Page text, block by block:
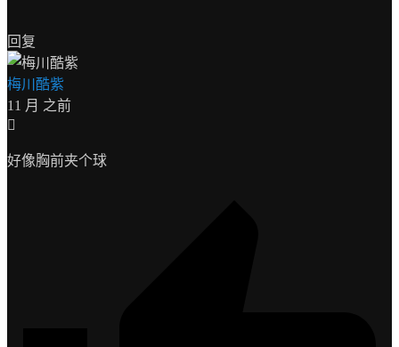
回复
梅川酷紫
11 月 之前
好像胸前夹个球